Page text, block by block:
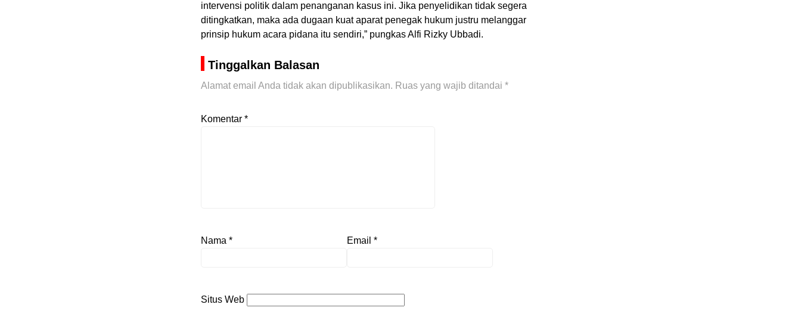
intervensi politik dalam penanganan kasus ini. Jika penyelidikan tidak segera
ditingkatkan, maka ada dugaan kuat aparat penegak hukum justru melanggar
prinsip hukum acara pidana itu sendiri,” pungkas Alfi Rizky Ubbadi.
Tinggalkan Balasan
Alamat email Anda tidak akan dipublikasikan. Ruas yang wajib ditandai *
Komentar *
Nama * Email *
Situs Web